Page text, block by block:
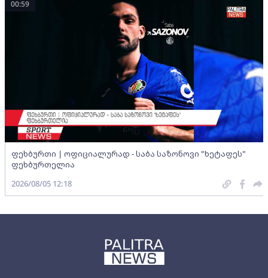
ფეხბურთი | ოფიციალურად - საბა საზონოვი "ხეტაფეს"
ფეხბურთელია
00:59
2026/08/05 12:18